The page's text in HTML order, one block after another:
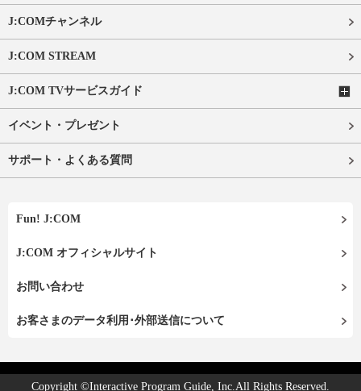
J:COMチャンネル
J:COM STREAM
J:COM TVサービスガイド
イベント・プレゼント
サポート・よくある質問
Fun! J:COM
J:COM オフィシャルサイト
お問い合わせ
お客さまのデータ利用･外部送信について
Copyright ©Interactive Program Guide, Inc.All Rights Reserved.